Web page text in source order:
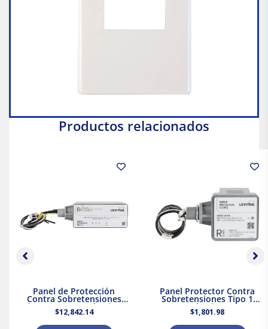
Productos relacionados
Panel de Protección
Contra Sobretensiones
Tipo 2 Supresor de Picos
208Y/120 V CA Leviton
$12,842.14
Panel Protector Contra
Sobretensiones Tipo 1
Supresor de Picos 120/240
V CA Leviton
$1,801.98